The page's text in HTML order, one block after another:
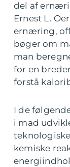
del af
Ernest L.
ernæring,
bøger om
man
for en
forstå
I de
i mad
kemiske